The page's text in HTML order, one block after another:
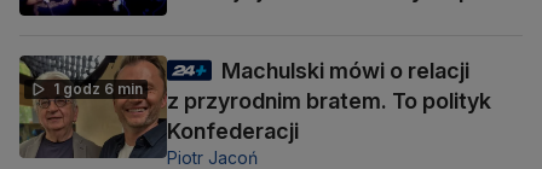
1 godz 6 min
Machulski mówi o relacji
z przyrodnim bratem. To polityk
Konfederacji
Piotr Jacoń